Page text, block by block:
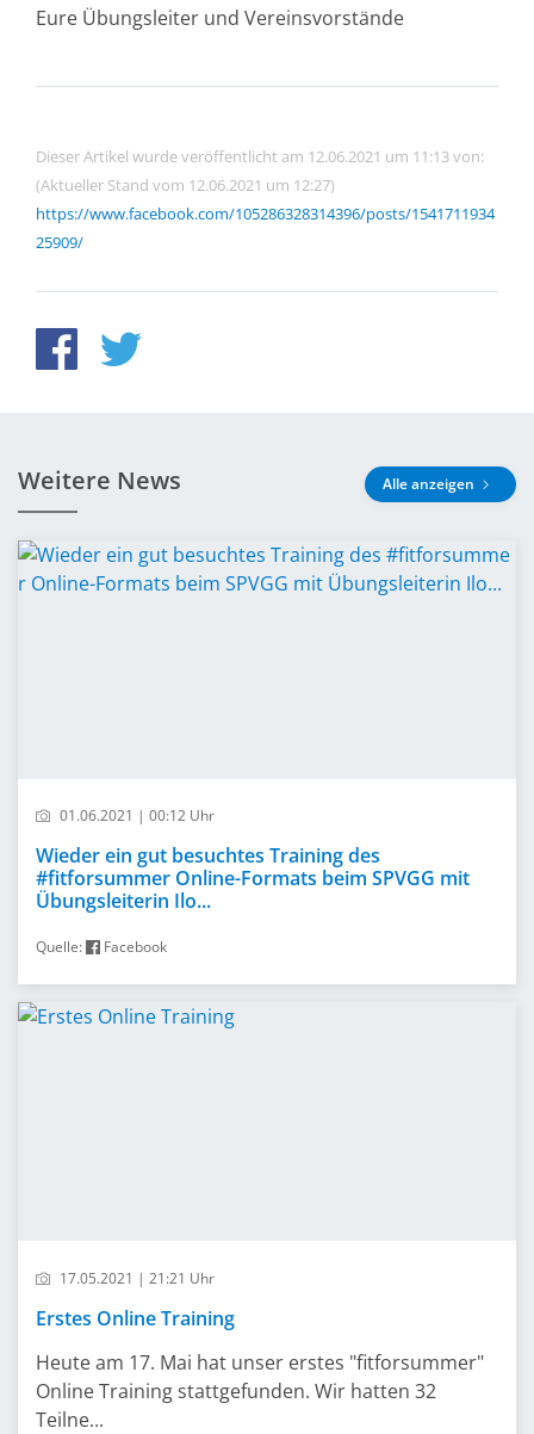
Eure Übungsleiter und Vereinsvorstände
Dieser Artikel wurde veröffentlicht am 12.06.2021 um 11:13 von:
(Aktueller Stand vom 12.06.2021 um 12:27)
https://www.facebook.com/105286328314396/posts/1541711934
25909/
Weitere News Alle anzeigen
01.06.2021 | 00:12 Uhr
Wieder ein gut besuchtes Training des
#fitforsummer Online-Formats beim SPVGG mit
Übungsleiterin Ilo...
Quelle: Facebook
17.05.2021 | 21:21 Uhr
Erstes Online Training
Heute am 17. Mai hat unser erstes "fitforsummer"
Online Training stattgefunden. Wir hatten 32
Teilne...